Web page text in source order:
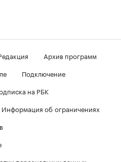
Архив программ
Подключение
на РБК
Информация об ограничениях